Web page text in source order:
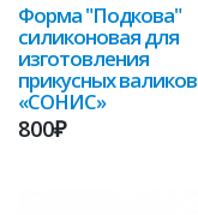
Форма "Подкова"
силиконовая для
изготовления
прикусных валиков
«СОНИС»
800₽